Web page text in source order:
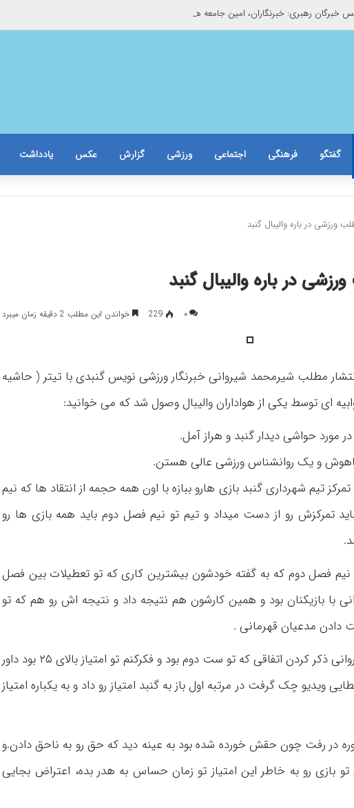
خبرگان رهبری: خبرنگاران، امین جامعه هستند
گفتگو فرهنگی اجتماعی ورزشی گزارش عکس یادداشت
ورزشی در باره والیبال گنبد
در باره والیبال گنبد
۰ 229 خواندن این مطلب 2 دقیقه زمان میبرد
مطلب شیرمحمد شیروانی خبرنگار ورزشی نویس گنبدی با تیتر ( حاشیه
ای توسط یکی از هواداران والیبال وصول شد که می خوانید:
مورد حواشی دیدار گنبد و هراز آمل.
باهوش و یک روانشناس ورزشی عالی هستن.
تیم شهرداری گنبد بازی هارو ببازه با اون همه حجمه از انتقاد ها که نیم
تمرکزش رو از دست میداد و تیم تو نیم فصل دوم باید همه بازی ها رو
نیم فصل دوم که به گفته خودشون بیشترین کاری که تو تعطیلات بین فصل
با بازیکنان بود و همین کارشون هم نتیجه داد و نتیجه اش رو هم که تو
دادن مدعیان قهرمانی .
ثانیا تو همون بازی که آقای شیروانی ذکر کردن اتفاقی که تو ست دوم بود و فکرکنم تو امتیاز بالای ۲۵ بود داور
ویدیو چک گرفت در مرتبه اول باز به گنبد امتیاز رو داد و به یکباره امتیاز
در رفت چون حقش خورده شده بود به عینه دید که حق رو به ناحق دادن.و
بازی رو به خاطر این امتیاز تو زمان حساس به هدر بده، اعتراض بجایی